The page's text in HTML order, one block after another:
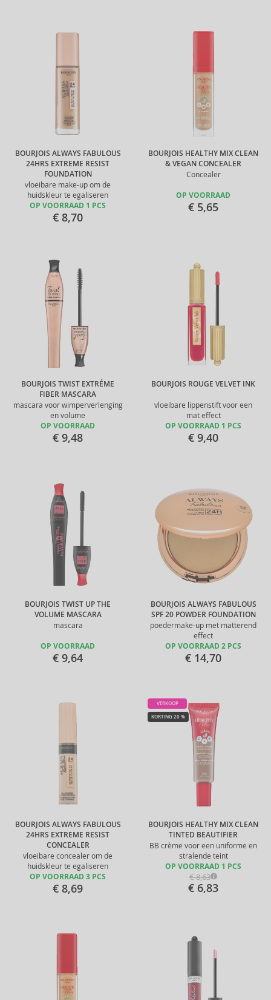
BOURJOIS ALWAYS FABULOUS
24HRS EXTREME RESIST
FOUNDATION
vloeibare make-up om de
huidskleur te egaliseren
OP VOORRAAD 1 PCS
€ 8,70
BOURJOIS HEALTHY MIX CLEAN
& VEGAN CONCEALER
Concealer
OP VOORRAAD
€ 5,65
BOURJOIS TWIST EXTRÉME
FIBER MASCARA
mascara voor wimperverlenging
en volume
OP VOORRAAD
€ 9,48
BOURJOIS ROUGE VELVET INK
vloeibare lippenstift voor een
mat effect
OP VOORRAAD 1 PCS
€ 9,40
BOURJOIS TWIST UP THE
VOLUME MASCARA
mascara
OP VOORRAAD
€ 9,64
BOURJOIS ALWAYS FABULOUS
SPF 20 POWDER FOUNDATION
poedermake-up met matterend
effect
OP VOORRAAD 2 PCS
€ 14,70
BOURJOIS ALWAYS FABULOUS
24HRS EXTREME RESIST
CONCEALER
vloeibare concealer om de
huidskleur te egaliseren
OP VOORRAAD 3 PCS
€ 8,69
BOURJOIS HEALTHY MIX CLEAN
TINTED BEAUTIFIER
BB crème voor een uniforme en
stralende teint
VERKOOP
KORTING 20 %
OP VOORRAAD 1 PCS
€ 8,63
€ 6,83